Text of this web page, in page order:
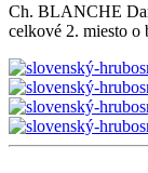
Ch. BLANCHE
celkové 2. miesto o